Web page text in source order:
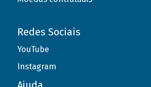
Redes Sociais
YouTube
Instagram